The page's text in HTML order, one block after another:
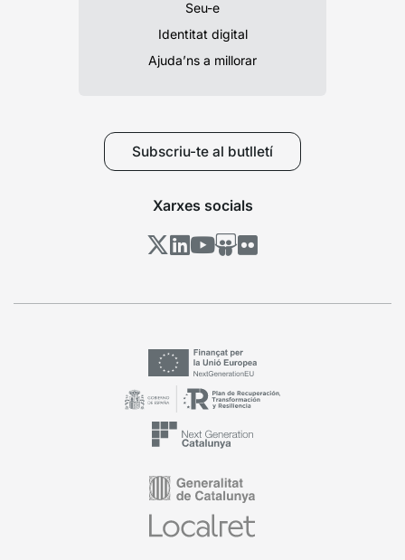
Seu-e
Identitat digital
Ajuda’ns a millorar
Subscriu-te al butlletí
Xarxes socials